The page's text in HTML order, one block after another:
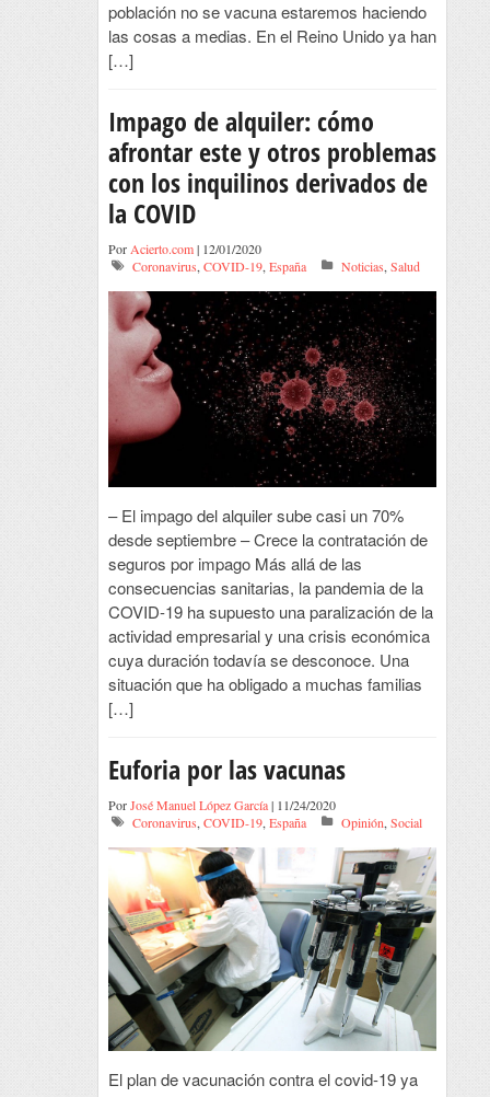
población no se vacuna estaremos haciendo
las cosas a medias. En el Reino Unido ya han
[…]
Impago de alquiler: cómo
afrontar este y otros problemas
con los inquilinos derivados de
la COVID
PorAcierto.com| 12/01/2020
Coronavirus,COVID-19,España Noticias,Salud
– El impago del alquiler sube casi un 70%
desde septiembre – Crece la contratación de
seguros por impago Más allá de las
consecuencias sanitarias, la pandemia de la
COVID-19 ha supuesto una paralización de la
actividad empresarial y una crisis económica
cuya duración todavía se desconoce. Una
situación que ha obligado a muchas familias
[…]
Euforia por las vacunas
PorJosé Manuel López García| 11/24/2020
Coronavirus, COVID-19, España Opinión, Social
El plan de vacunación contra el covid-19 ya